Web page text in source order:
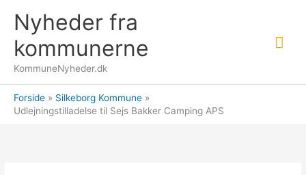
indholdet
Nyheder fra
kommunerne
KommuneNyheder.dk
Forside
Silkeborg Kommune
Udlejningstilladelse til Sejs Bakker Camping APS